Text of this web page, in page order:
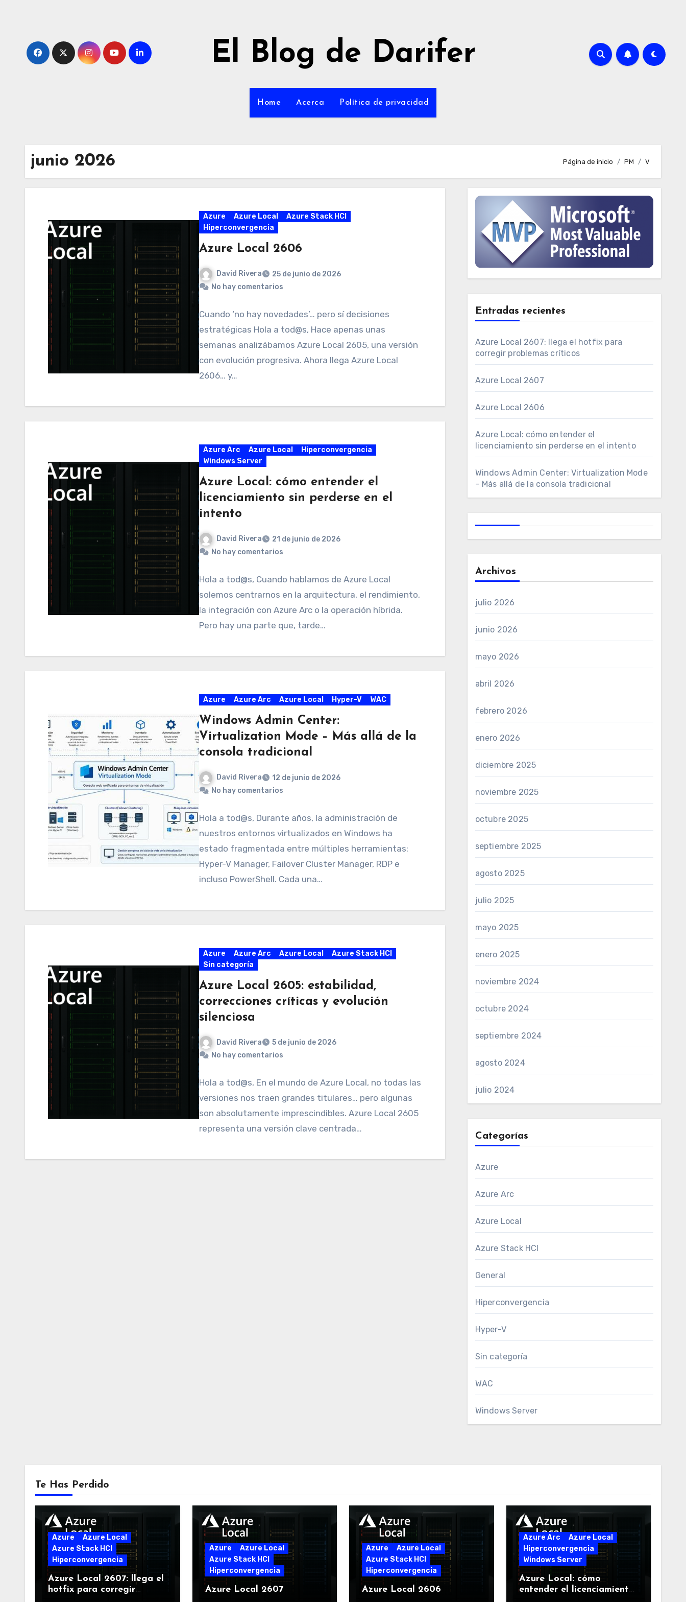
El Blog de Darifer
Home Acerca Política de privacidad
junio 2026 Página de inicio PM V
Azure Azure Local
Azure Stack HCI
Hiperconvergencia
Azure Local 2606
David Rivera
25 de junio de 2026
No hay comentarios
Cuando ‘no hay novedades’… pero sí decisiones
estratégicas Hola a tod@s, Hace apenas unas
semanas analizábamos Azure Local 2605, una versión
con evolución progresiva. Ahora llega Azure Local
2606… y…
Azure Arc Azure Local
Hiperconvergencia
Windows Server
Azure Local: cómo entender el
licenciamiento sin perderse en el
intento
David Rivera
21 de junio de 2026
No hay comentarios
Hola a tod@s, Cuando hablamos de Azure Local
solemos centrarnos en la arquitectura, el rendimiento,
la integración con Azure Arc o la operación híbrida.
Pero hay una parte que, tarde…
Azure Azure Arc Azure Local Hyper-V WAC
Windows Admin Center:
Virtualization Mode – Más allá de la
consola tradicional
David Rivera
12 de junio de 2026
No hay comentarios
Hola a tod@s, Durante años, la administración de
nuestros entornos virtualizados en Windows ha
estado fragmentada entre múltiples herramientas:
Hyper-V Manager, Failover Cluster Manager, RDP e
incluso PowerShell. Cada una…
Azure Azure Arc Azure Local
Azure Stack HCI
Sin categoría
Azure Local 2605: estabilidad,
correcciones críticas y evolución
silenciosa
David Rivera
5 de junio de 2026
No hay comentarios
Hola a tod@s, En el mundo de Azure Local, no todas las
versiones nos traen grandes titulares… pero algunas
son absolutamente imprescindibles. Azure Local 2605
representa una versión clave centrada…
Entradas recientes
Azure Local 2607: llega el hotfix para
corregir problemas críticos
Azure Local 2607
Azure Local 2606
Azure Local: cómo entender el
licenciamiento sin perderse en el intento
Windows Admin Center: Virtualization Mode
– Más allá de la consola tradicional
Archivos
julio 2026
junio 2026
mayo 2026
abril 2026
febrero 2026
enero 2026
diciembre 2025
noviembre 2025
octubre 2025
septiembre 2025
agosto 2025
julio 2025
mayo 2025
enero 2025
noviembre 2024
octubre 2024
septiembre 2024
agosto 2024
julio 2024
Categorías
Azure
Azure Arc
Azure Local
Azure Stack HCI
General
Hiperconvergencia
Hyper-V
Sin categoría
WAC
Windows Server
Te Has Perdido
Azure
Azure Local
Azure Stack HCI
Hiperconvergencia
Azure Local 2607: llega el
hotfix para corregir
Azure
Azure Local
Azure Stack HCI
Hiperconvergencia
Azure Local 2607
Azure
Azure Local
Azure Stack HCI
Hiperconvergencia
Azure Local 2606
Azure Arc
Azure Local
Hiperconvergencia
Windows Server
Azure Local: cómo
entender el licenciamiento